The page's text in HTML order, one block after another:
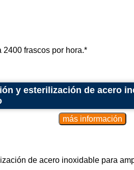
frascos por hora.*
y esterilización de acero
de acero inoxidable para